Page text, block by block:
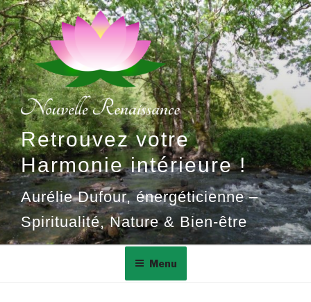
Aller
au
contenu
principal
Retrouvez votre
Harmonie intérieure !
Aurélie Dufour, énergéticienne –
Spiritualité, Nature & Bien-être
Menu